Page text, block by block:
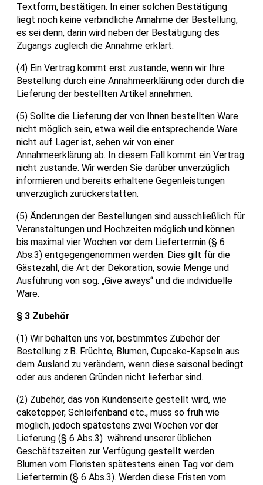
Textform, bestätigen. In einer solchen Bestätigung
liegt noch keine verbindliche Annahme der Bestellung,
es sei denn, darin wird neben der Bestätigung des
Zugangs zugleich die Annahme erklärt.
(4) Ein Vertrag kommt erst zustande, wenn wir Ihre
Bestellung durch eine Annahmeerklärung oder durch die
Lieferung der bestellten Artikel annehmen.
(5) Sollte die Lieferung der von Ihnen bestellten Ware
nicht möglich sein, etwa weil die entsprechende Ware
nicht auf Lager ist, sehen wir von einer
Annahmeerklärung ab. In diesem Fall kommt ein Vertrag
nicht zustande. Wir werden Sie darüber unverzüglich
informieren und bereits erhaltene Gegenleistungen
unverzüglich zurückerstatten.
(5) Änderungen der Bestellungen sind ausschließlich für
Veranstaltungen und Hochzeiten möglich und können
bis maximal vier Wochen vor dem Liefertermin (§ 6
Abs.3) entgegengenommen werden. Dies gilt für die
Gästezahl, die Art der Dekoration, sowie Menge und
Ausführung von sog. „Give aways“ und die individuelle
Ware.
§ 3 Zubehör
(1) Wir behalten uns vor, bestimmtes Zubehör der
Bestellung z.B. Früchte, Blumen, Cupcake-Kapseln aus
dem Ausland zu verändern, wenn diese saisonal bedingt
oder aus anderen Gründen nicht lieferbar sind.
(2) Zubehör, das von Kundenseite gestellt wird, wie
caketopper, Schleifenband etc., muss so früh wie
möglich, jedoch spätestens zwei Wochen vor der
Lieferung (§ 6 Abs.3) während unserer üblichen
Geschäftszeiten zur Verfügung gestellt werden.
Blumen vom Floristen spätestens einen Tag vor dem
Liefertermin (§ 6 Abs.3). Werden diese Fristen vom